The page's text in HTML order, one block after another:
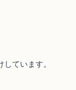
ています。